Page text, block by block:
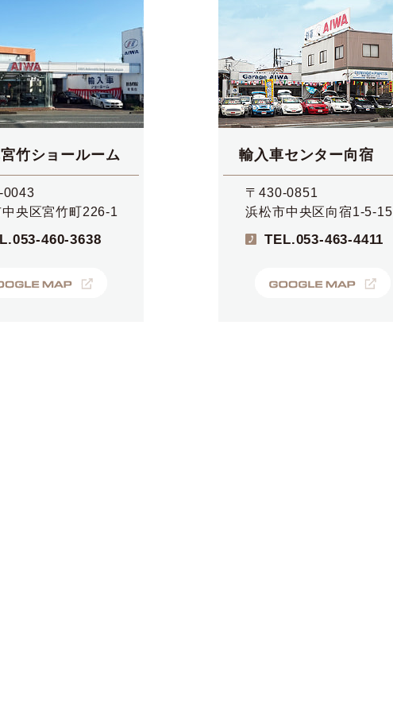
竹ショールーム
0043
央区宮竹町226-1
053-460-3638
輸入車センター向宿
〒430-0851
浜松市中央区向宿1-5-15
TEL.053-463-4411